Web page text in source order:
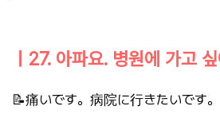
ㅣ27. 아파요. 병원에 가고
📝痛いです。病院に行きたいです。